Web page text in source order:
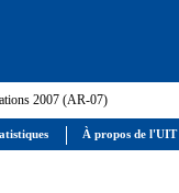
2007 (AR-07)
À propos de l'UIT